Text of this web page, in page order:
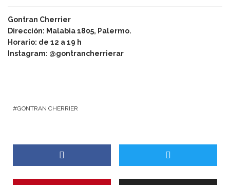
Gontran Cherrier
Dirección: Malabia 1805, Palermo.
Horario: de 12 a 19 h
Instagram: @gontrancherrierar
GONTRAN CHERRIER